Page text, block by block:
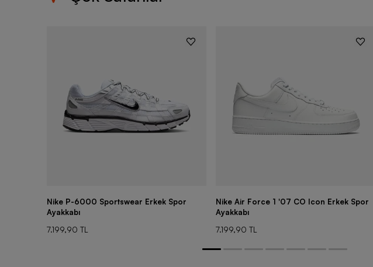
Nike P-6000 Sportswear Erkek Spor
Ayakkabı
7.199,90 TL
Nike Air Force 1 '07 CO Icon Erkek Spor
Ayakkabı
7.199,90 TL